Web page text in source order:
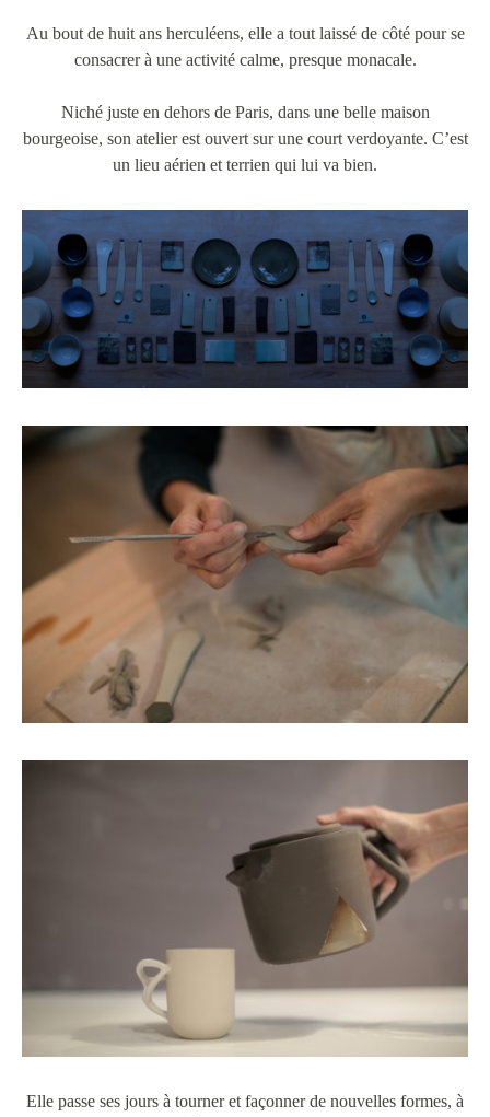
Au bout de huit ans herculéens, elle a tout laissé de côté pour se
consacrer à une activité calme, presque monacale.
Niché juste en dehors de Paris, dans une belle maison
bourgeoise, son atelier est ouvert sur une court verdoyante. C’est
un lieu aérien et terrien qui lui va bien.
Elle passe ses jours à tourner et façonner de nouvelles formes, à